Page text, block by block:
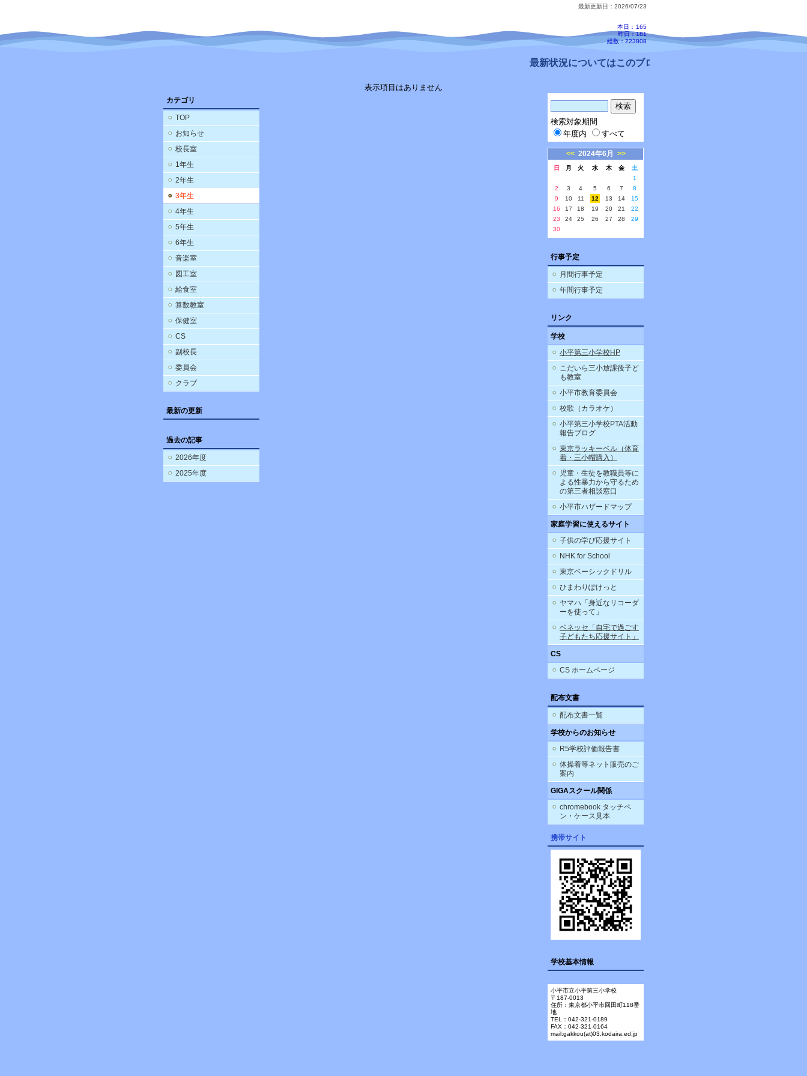
最新更新日：2026/07/23
本日： 165
昨日：181
総数：223808
最新状況についてはこのブログ、配信メールをご確認ください。
カテゴリ
TOP
お知らせ
校長室
1年生
2年生
3年生
4年生
5年生
6年生
音楽室
図工室
給食室
算数教室
保健室
CS
副校長
委員会
クラブ
最新の更新
過去の記事
2026年度
2025年度
表示項目はありません
検索対象期間
年度内
すべて
<< 2024年6月 >>
日 月 火 水 木 金
土
1
2
3 4 5 6 7
8
9
10 11 12 13 14
15
16
17 18 19 20 21
22
23
24 25 26 27 28
29
30
行事予定
月間行事予定
年間行事予定
リンク
学校
小平第三小学校HP
こだいら三小放課後子ど
も教室
小平市教育委員会
校歌（カラオケ）
小平第三小学校PTA活動
報告ブログ
東京ラッキーベル（体育
着・三小帽購入）
児童・生徒を教職員等に
よる性暴力から守るため
の第三者相談窓口
小平市ハザードマップ
家庭学習に使えるサイト
子供の学び応援サイト
NHK for School
東京ベーシックドリル
ひまわりぽけっと
ヤマハ「身近なリコーダ
ーを使って」
ベネッセ「自宅で過ごす
子どもたち応援サイト」
CS
CS ホームページ
配布文書
配布文書一覧
学校からのお知らせ
R5学校評価報告書
体操着等ネット販売のご
案内
GIGAスクール関係
chromebook タッチペ
ン・ケース見本
携帯サイト
学校基本情報
小平市立小平第三小学校
〒187-0013
住所：東京都小平市回田町118番
地
TEL：042-321-0189
FAX：042-321-0164
mail:gakkou(at)03.kodaira.ed.jp